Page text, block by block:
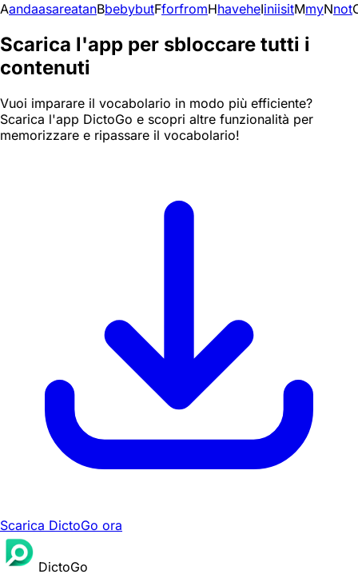
AandaasareatanBbebybutFforfromHhaveheIiniisitMmyNnot
Scarica l'app per sbloccare tutti i
contenuti
Vuoi imparare il vocabolario in modo più efficiente?
Scarica l'app DictoGo e scopri altre funzionalità per
memorizzare e ripassare il vocabolario!
Scarica DictoGo ora
DictoGo